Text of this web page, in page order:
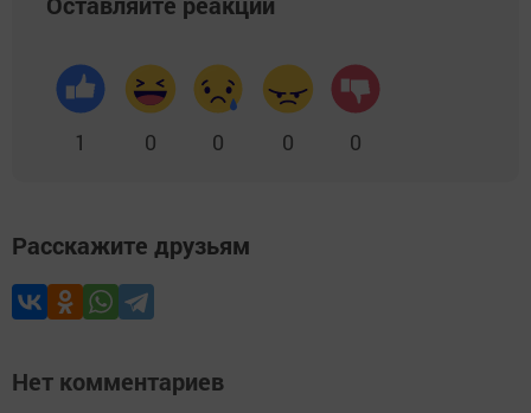
1 0 0 0 0
Расскажите друзьям
Нет комментариев